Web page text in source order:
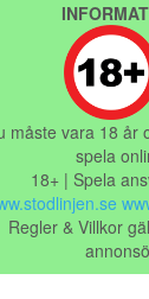
måste vara 18 år
spela
18+ | Spela
Regler & Villkor